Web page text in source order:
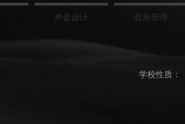
声音设计 音乐管理
学校性质：